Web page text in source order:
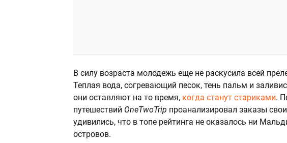
В силу возраста молодежь еще не раскусила всей
Теплая вода, согревающий песок, тень пальм и
они оставляют на то время, когда станут стариками.
путешествий OneTwoTrip проанализировал заказы
удивились, что в топе рейтинга не оказалось ни
островов.